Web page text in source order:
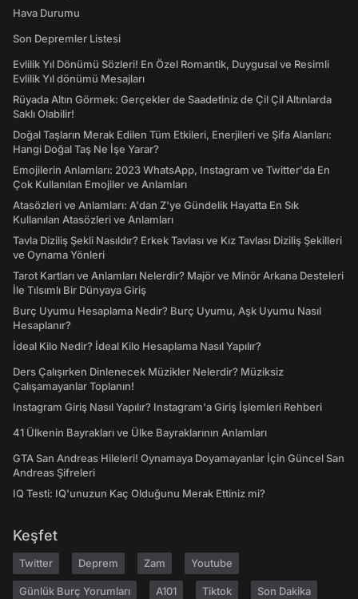
Hava Durumu
Son Depremler Listesi
Evlilik Yıl Dönümü Sözleri! En Özel Romantik, Duygusal ve Resimli
Evlilik Yıl dönümü Mesajları
Rüyada Altın Görmek: Gerçekler de Saadetiniz de Çil Çil Altınlarda
Saklı Olabilir!
Doğal Taşların Merak Edilen Tüm Etkileri, Enerjileri ve Şifa Alanları:
Hangi Doğal Taş Ne İşe Yarar?
Emojilerin Anlamları: 2023 WhatsApp, Instagram ve Twitter'da En
Çok Kullanılan Emojiler ve Anlamları
Atasözleri ve Anlamları: A'dan Z'ye Gündelik Hayatta En Sık
Kullanılan Atasözleri ve Anlamları
Tavla Diziliş Şekli Nasıldır? Erkek Tavlası ve Kız Tavlası Diziliş Şekilleri
ve Oynama Yönleri
Tarot Kartları ve Anlamları Nelerdir? Majör ve Minör Arkana Desteleri
İle Tılsımlı Bir Dünyaya Giriş
Burç Uyumu Hesaplama Nedir? Burç Uyumu, Aşk Uyumu Nasıl
Hesaplanır?
İdeal Kilo Nedir? İdeal Kilo Hesaplama Nasıl Yapılır?
Ders Çalışırken Dinlenecek Müzikler Nelerdir? Müziksiz
Çalışamayanlar Toplanın!
Instagram Giriş Nasıl Yapılır? Instagram'a Giriş İşlemleri Rehberi
41 Ülkenin Bayrakları ve Ülke Bayraklarının Anlamları
GTA San Andreas Hileleri! Oynamaya Doyamayanlar İçin Güncel San
Andreas Şifreleri
IQ Testi: IQ'unuzun Kaç Olduğunu Merak Ettiniz mi?
Keşfet
Twitter Deprem Zam Youtube
Günlük Burç Yorumları A101 Tiktok Son Dakika